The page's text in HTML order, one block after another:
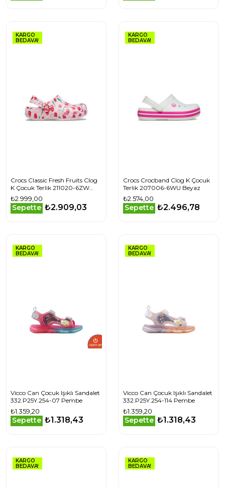
KARGO
BEDAVA!
Crocs Classic Fresh Fruits Clog
K Çocuk Terlik 211020-6ZW
Pembe
₺2.999,00
Sepette ₺2.909,03
KARGO
BEDAVA!
Crocs Crocband Clog K Çocuk
Terlik 207006-6WU Beyaz
₺2.574,00
Sepette ₺2.496,78
KARGO
BEDAVA!
Vicco Can Çocuk Işıklı Sandalet
332.P25Y.254-07 Pembe
₺1.359,20
Sepette ₺1.318,43
KARGO
BEDAVA!
Vicco Can Çocuk Işıklı Sandalet
332.P25Y.254-114 Pembe
₺1.359,20
Sepette ₺1.318,43
KARGO
BEDAVA!
KARGO
BEDAVA!